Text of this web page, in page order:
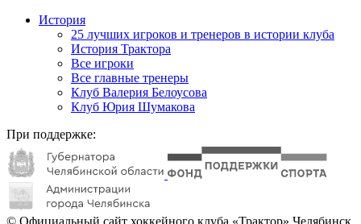
История
25 лучших игроков и тренеров в истории клуба
История Трактора
Все игроки
Все главные тренеры
Клуб Валерия Белоусова
Клуб Юрия Шумакова
При поддержке:
© Официальный сайт хоккейного клуба «Трактор» Челябинск.